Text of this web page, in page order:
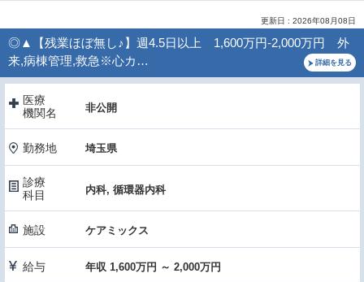
更新日 : 2026年08月08日
◎▲【残業ほぼ無し♪】週4.5日以上 1,600万円-2,000万円 外
来,病棟管理,救急※心カ…
詳細を見る
医療
機関名
非公開
勤務地 埼玉県
診療
科目
内科, 循環器内科
施設 ケアミックス
給与 年収 1,600万円 ～ 2,000万円